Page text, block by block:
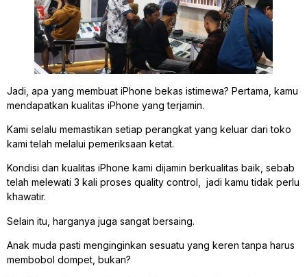
Jadi, apa yang membuat iPhone bekas istimewa? Pertama, kamu
mendapatkan kualitas iPhone yang terjamin.
Kami selalu memastikan setiap perangkat yang keluar dari toko
kami telah melalui pemeriksaan ketat.
Kondisi dan kualitas iPhone kami dijamin berkualitas baik, sebab
telah melewati 3 kali proses quality control, jadi kamu tidak perlu
khawatir.
Selain itu, harganya juga sangat bersaing.
Anak muda pasti menginginkan sesuatu yang keren tanpa harus
membobol dompet, bukan?